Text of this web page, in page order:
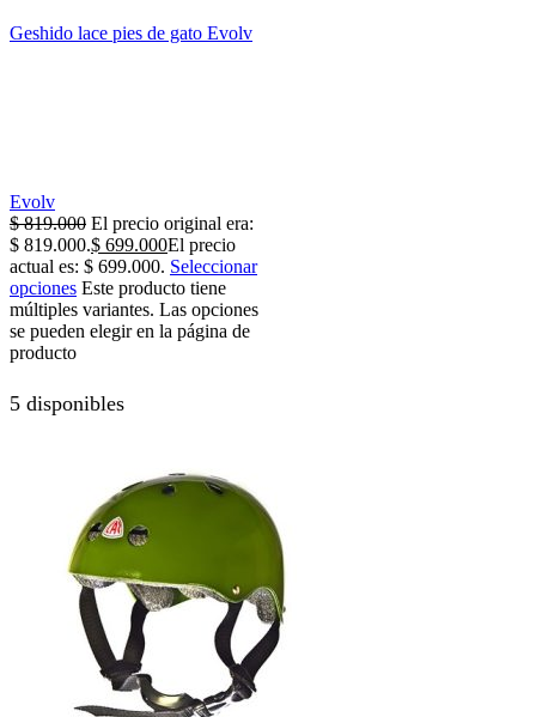
Geshido lace pies de gato Evolv
Evolv
$819.000 El precio original era:
$ 819.000.$ 699.000El precio
actual es: $ 699.000. Seleccionar
opciones Este producto tiene
múltiples variantes. Las opciones
se pueden elegir en la página de
producto
5 disponibles